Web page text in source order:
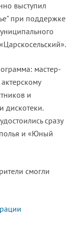
выступил
при поддержке
мастер-
и
дискотеки.
сразу
и «Юный
смогли